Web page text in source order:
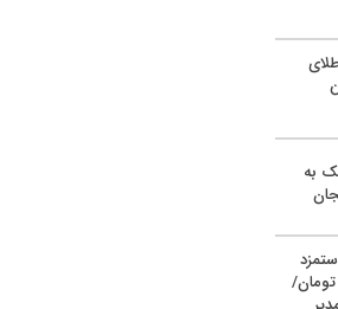
به
تومان/